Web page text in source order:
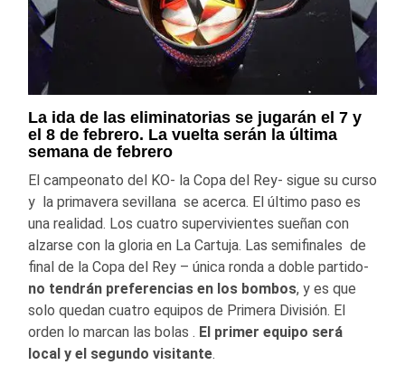
La ida de las eliminatorias se jugarán el 7 y
el 8 de febrero. La vuelta serán la última
semana de febrero
El campeonato del KO- la Copa del Rey- sigue su curso
y la primavera sevillana se acerca. El último paso es
una realidad. Los cuatro supervivientes sueñan con
alzarse con la gloria en La Cartuja. Las semifinales de
final de la Copa del Rey – única ronda a doble partido-
no tendrán preferencias en los bombos, y es que
solo quedan cuatro equipos de Primera División. El
orden lo marcan las bolas . El primer equipo será
local y el segundo visitante.